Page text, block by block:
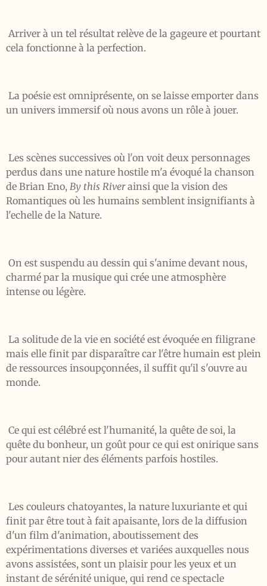
Arriver à un tel résultat relève de la gageure et pourtant
cela fonctionne à la perfection.
La poésie est omniprésente, on se laisse emporter dans
un univers immersif où nous avons un rôle à jouer.
Les scènes successives où l'on voit deux personnages
perdus dans une nature hostile m'a évoqué la chanson
de Brian Eno, By this Riverainsi que la vision des
Romantiques où les humains semblent insignifiants à
l'echelle de la Nature.
On est suspendu au dessin qui s'anime devant nous,
charmé par la musique qui crée une atmosphère
intense ou légère.
La solitude de la vie en société est évoquée en filigrane
mais elle finit par disparaître car l'être humain est plein
de ressources insoupçonnées, il suffit qu'il s'ouvre au
monde.
Ce qui est célébré est l'humanité, la quête de soi, la
quête du bonheur, un goût pour ce qui est onirique sans
pour autant nier des éléments parfois hostiles.
Les couleurs chatoyantes, la nature luxuriante et qui
finit par être tout à fait apaisante, lors de la diffusion
d'un film d'animation, aboutissement des
expérimentations diverses et variées auxquelles nous
avons assistées, sont un plaisir pour les yeux et un
instant de sérénité unique, qui rend ce spectacle